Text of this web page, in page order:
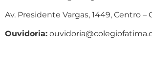
Av. Presidente Vargas, 1449, Centro –
Ouvidoria: